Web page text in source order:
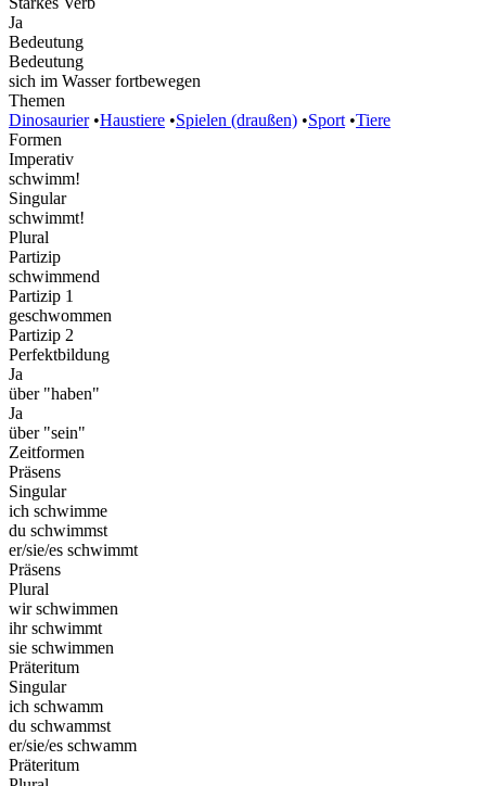
Ja
Bedeutung
Bedeutung
sich im Wasser fortbewegen
Themen
Dinosaurier •Haustiere •Spielen (draußen) •Sport •Tiere
Formen
Imperativ
schwimm!
Singular
schwimmt!
Plural
Partizip
schwimmend
Partizip 1
geschwommen
Partizip 2
Perfektbildung
Ja
über "haben"
Ja
über "sein"
Zeitformen
Präsens
Singular
ich schwimme
du schwimmst
er/sie/es schwimmt
Präsens
Plural
wir schwimmen
ihr schwimmt
sie schwimmen
Präteritum
Singular
ich schwamm
du schwammst
er/sie/es schwamm
Präteritum